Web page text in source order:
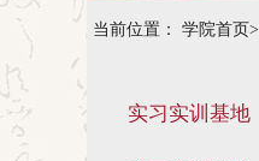
当前位置： 学院首页>
实习实训基地